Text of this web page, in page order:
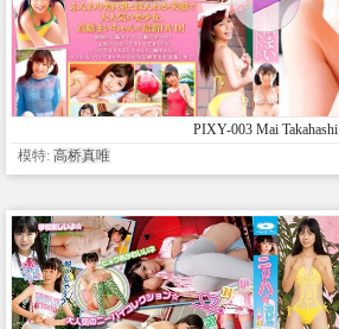
PIXY-003 Mai Takahashi
模特: 高桥真唯